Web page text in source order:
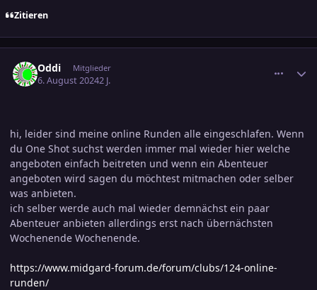
Zitieren
Oddi Mitglieder
6. August 20242 J.
hi, leider sind meine online Runden alle eingeschlafen. Wenn
du One Shot suchst werden immer mal wieder hier welche
angeboten einfach beitreten und wenn ein Abenteuer
angeboten wird sagen du möchtest mitmachen oder selber
was anbieten.
ich selber werde auch mal wieder demnächst ein paar
Abenteuer anbieten allerdings erst nach übernächsten
Wochenende Wochenende.
https://www.midgard-forum.de/forum/clubs/124-online-
runden/